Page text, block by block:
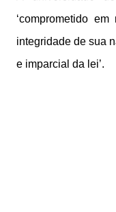
‘comprometido
integridade de sua
e imparcial da lei’.